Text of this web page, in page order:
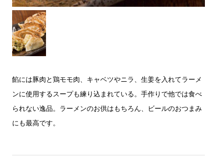
餡には豚肉と鶏モモ肉、キャベツやニラ、生姜を入れてラーメ
ンに使用するスープも練り込まれている。手作りで他では食べ
られない逸品。ラーメンのお供はもちろん、ビールのおつまみ
にも最高です。